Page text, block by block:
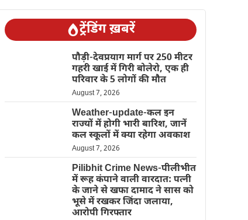
ट्रेंडिंग ख़बरें
पौड़ी-देवप्रयाग मार्ग पर 250 मीटर
गहरी खाई में गिरी बोलेरो, एक ही
परिवार के 5 लोगों की मौत
August 7, 2026
Weather-update-कल इन
राज्यों में होगी भारी बारिश, जानें
कल स्कूलों में क्या रहेगा अवकाश
August 7, 2026
Pilibhit Crime News-पीलीभीत
में रूह कंपाने वाली वारदात: पत्नी
के जाने से खफा दामाद ने सास को
भूसे में रखकर जिंदा जलाया,
आरोपी गिरफ्तार